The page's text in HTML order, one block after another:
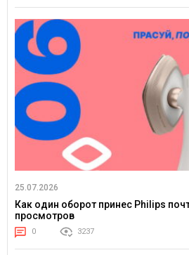
25.07.2026
Как один оборот принес Philips
просмотров
0 3237